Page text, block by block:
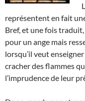
représentent en fait
Bref, et une fois
pour un ange mais
lorsqu’il veut
cracher des flammes
l’imprudence de leur